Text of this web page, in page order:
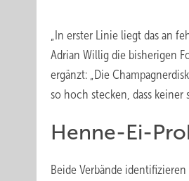
„In erster Linie liegt das an
Adrian Willig die bisherigen
ergänzt: „Die
so hoch stecken, dass
Henne-Ei-
Beide Verbände